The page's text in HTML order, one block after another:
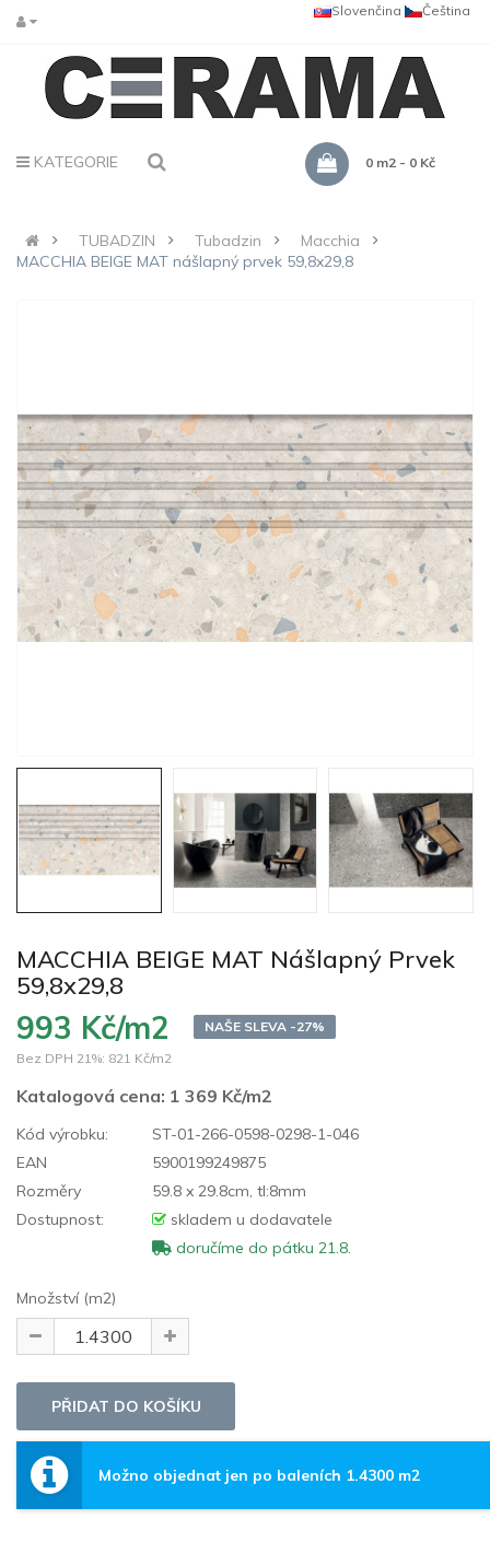
Čeština
Slovenčina
KATEGORIE 0 m2 - 0 Kč
TUBADZIN Tubadzin
Macchia
MACCHIA BEIGE MAT nášlapný prvek 59,8x29,8
MACCHIA BEIGE MAT Nášlapný Prvek
59,8x29,8
993 Kč/m2
NAŠE SLEVA -27%
Bez DPH 21%: 821 Kč/m2
Katalogová cena: 1 369 Kč/m2
Kód výrobku:
ST-01-266-0598-0298-1-046
EAN
5900199249875
Rozměry
59.8 x 29.8cm, tl:8mm
Dostupnost:
skladem u dodavatele
doručíme do pátku 21.8.
Množství (m2)
Možno objednat jen po baleních 1.4300 m2